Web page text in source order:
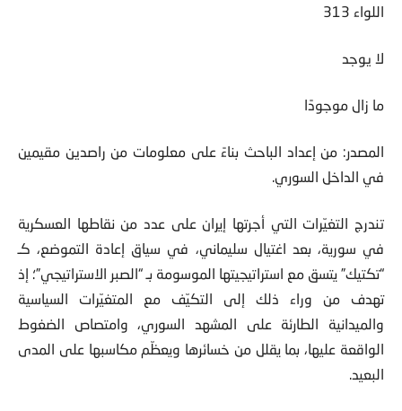
اللواء 313
لا يوجد
ما زال موجودًا
المصدر: من إعداد الباحث بناءً على معلومات من راصدين مقيمين
في الداخل السوري.
تندرج التغيّرات التي أجرتها إيران على عدد من نقاطها العسكرية
في سورية، بعد اغتيال سليماني، في سياق إعادة التموضع، كـ
“تكتيك” يتسق مع استراتيجيتها الموسومة بـ “الصبر الاستراتيجي”؛ إذ
تهدف من وراء ذلك إلى التكيّف مع المتغيّرات السياسية
والميدانية الطارئة على المشهد السوري، وامتصاص الضغوط
الواقعة عليها، بما يقلل من خسائرها ويعظّم مكاسبها على المدى
البعيد.